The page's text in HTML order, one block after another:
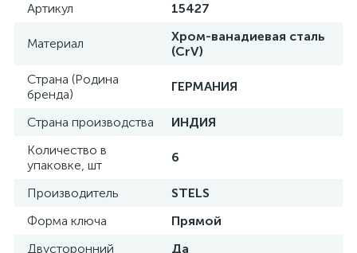
Артикул 15427
Материал
Хром-ванадиевая сталь
(CrV)
Страна (Родина
бренда)
ГЕРМАНИЯ
Страна производства
ИНДИЯ
Количество в
упаковке, шт
6
Производитель
STELS
Форма ключа
Прямой
Двусторонний
Да